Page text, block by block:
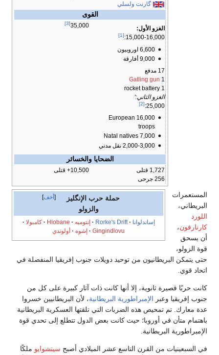
گارنت ولسلي
القوى
الغزو الأول:
15,000-16,000:
[1]
6,600 اوروبيون
9,000 أفارقة
17 مدفع
1
Gatling gun
1 rocket battery
الغزو الثاني:'
25,000:
[2]
16,000 European
troops
7,000 Natal natives
2,000-3,000 نقل مدني
35,000
[3]
الضحايا والخسائر
1,727 قتلى
256 جرحى
10,500+ قتلى
أخف
حملة حرب الإنگليز
والزولو
إساندلوانا Rorke's Drift إنتومبه Hlobane
كامبولا
Gingindlovu
إشوه أولوندي
المستعمرات
البريطاني،
اللورد
كارنارفون،
أن يسحق
قوة الزولو،
حتى يتمكن البريطانيون من توحيد دويلات جنوب إفريقيا المنفصلة في
اتحاد قوي.
كانت حربًا قصيرة ثانوية، إلا أنها كانت ذات آثار كبيرة على كل من
جنوب إفريقيا وعبر الإمبراطورية البريطانية، لأن البريطانيين خسروا
عدة معارك. تم تمحيص هذه الضربات التي تلقتها العسكرية البريطانية
باهتمام متأن في أوروبا؛ حيث كانت بعض الدول تتطلع إلى تحدي قوة
الإمبراطورية البريطانية.
في السبعينيات من القرن التاسع عشر الميلادي أصبح سيتشوايو ملكًا